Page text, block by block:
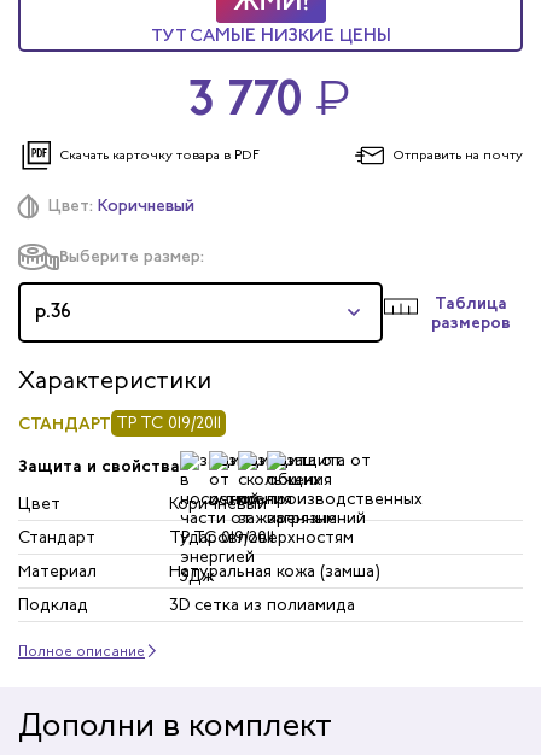
Цвет: Коричневый
Выберите размер:
р.36
Таблица
размеров
Характеристики
СТАНДАРТ ТР ТС 019/2011
Защита и свойства
Цвет
Коричневый
Стандарт
ТР ТС 019/2011
Материал
Натуральная кожа (замша)
Подклад
3D сетка из полиамида
Полное описание
ТУТ САМЫЕ НИЗКИЕ ЦЕНЫ
3 770 ₽
Скачать карточку товара в PDF Отправить на почту
Дополни в комплект